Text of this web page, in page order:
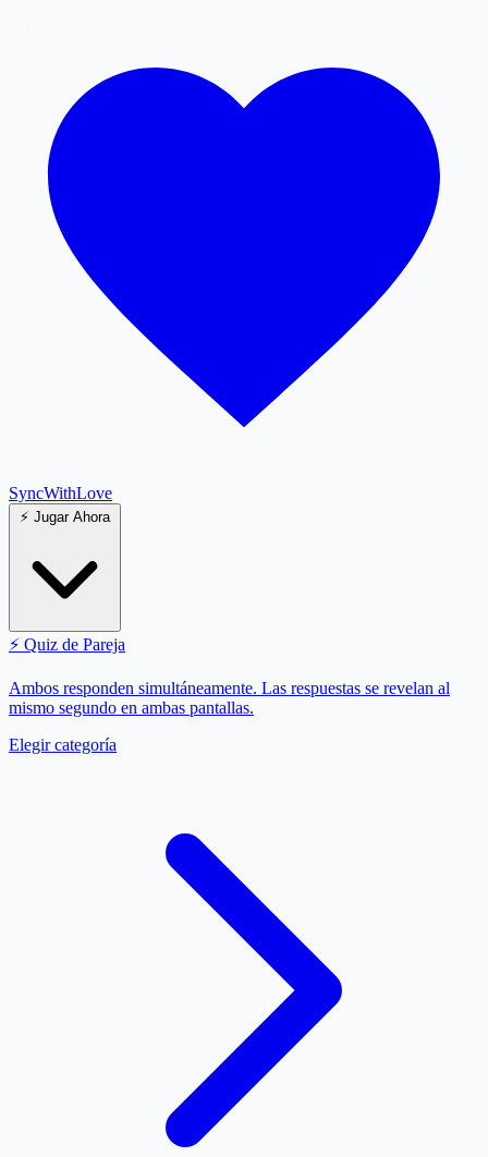
SyncWithLove
⚡ Jugar Ahora
⚡ Quiz de Pareja
Ambos responden simultáneamente. Las respuestas se revelan al
mismo segundo en ambas pantallas.
Elegir categoría